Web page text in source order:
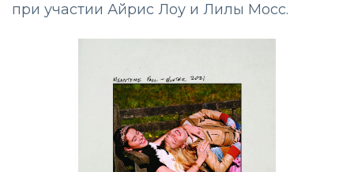
при участии Айрис Лоу и Лилы Мосс.